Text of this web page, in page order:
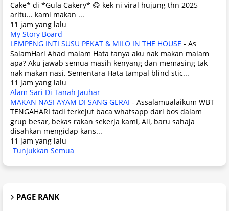
Cake* di *Gula Cakery* 😋 kek ni viral hujung thn 2025
aritu... kami makan ...
11 jam yang lalu
My Story Board
LEMPENG INTI SUSU PEKAT & MILO IN THE HOUSE - As
SalamHari Ahad malam Hata tanya aku nak makan malam
apa? Aku jawab semua masih kenyang dan memasing tak
nak makan nasi. Sementara Hata tampal blind stic...
11 jam yang lalu
Alam Sari Di Tanah Jauhar
MAKAN NASI AYAM DI SANG GERAI - Assalamualaikum WBT
TENGAHARI tadi terkejut baca whatsapp dari bos dalam
grup besar, bekas rakan sekerja kami, Ali, baru sahaja
disahkan mengidap kans...
11 jam yang lalu
Tunjukkan Semua
PAGE RANK